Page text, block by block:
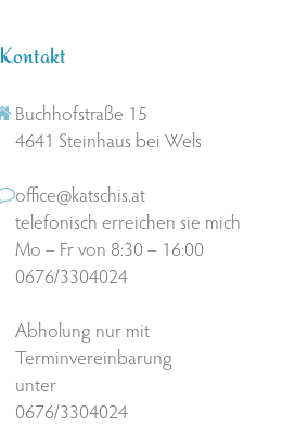
Kontakt
Buchhofstraße 15
4641 Steinhaus bei Wels
office@katschis.at
telefonisch erreichen sie mich
Mo – Fr von 8:30 – 16:00
0676/3304024
Abholung nur mit
Terminvereinbarung
unter
0676/3304024